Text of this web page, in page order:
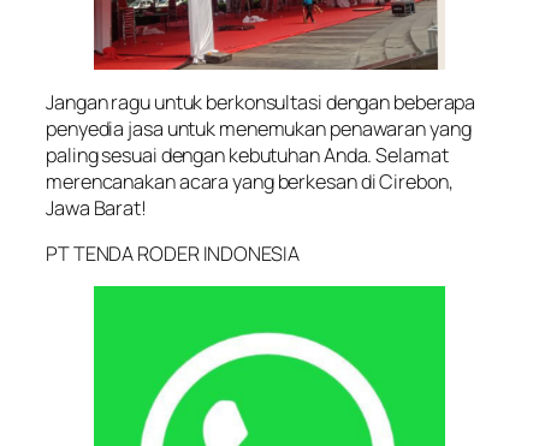
Jangan ragu untuk berkonsultasi dengan beberapa
penyedia jasa untuk menemukan penawaran yang
paling sesuai dengan kebutuhan Anda. Selamat
merencanakan acara yang berkesan di Cirebon,
Jawa Barat!
PT TENDA RODER INDONESIA